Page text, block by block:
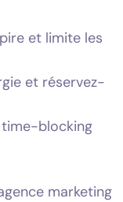
et limite les
et réservez-
time-blocking
marketing